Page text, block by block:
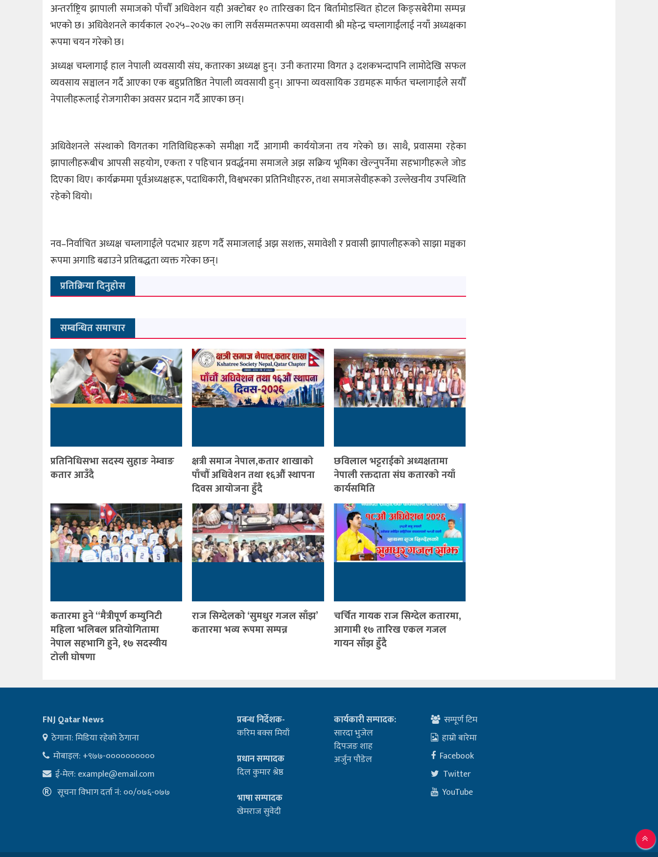
अन्तर्राष्ट्रिय झापाली समाजको पाँचौँ अधिवेशन यही अक्टोबर १० तारिखका दिन बिर्तामोडस्थित होटल किङ्सबेरीमा सम्पन्न
भएको छ। अधिवेशनले कार्यकाल २०२५–२०२७ का लागि सर्वसम्मतरूपमा व्यवसायी श्री महेन्द्र चम्लागाईंलाई नयाँ अध्यक्षका
रूपमा चयन गरेको छ।
अध्यक्ष चम्लागाईं हाल नेपाली व्यवसायी संघ, कतारका अध्यक्ष हुन्। उनी कतारमा विगत ३ दशकभन्दापनि लामोदेखि सफल
व्यवसाय सञ्चालन गर्दै आएका एक बहुप्रतिष्ठित नेपाली व्यवसायी हुन्। आफ्ना व्यवसायिक उद्यमहरू मार्फत चम्लागाईंले सयौँ
नेपालीहरूलाई रोजगारीका अवसर प्रदान गर्दै आएका छन्।
अधिवेशनले संस्थाको विगतका गतिविधिहरूको समीक्षा गर्दै आगामी कार्ययोजना तय गरेको छ। साथै, प्रवासमा रहेका
झापालीहरूबीच आपसी सहयोग, एकता र पहिचान प्रवर्द्धनमा समाजले अझ सक्रिय भूमिका खेल्नुपर्नेमा सहभागीहरूले जोड
दिएका थिए। कार्यक्रममा पूर्वअध्यक्षहरू, पदाधिकारी, विश्वभरका प्रतिनिधीहररु, तथा समाजसेवीहरूको उल्लेखनीय उपस्थिति
रहेको थियो।
नव–निर्वाचित अध्यक्ष चम्लागाईंले पदभार ग्रहण गर्दै समाजलाई अझ सशक्त, समावेशी र प्रवासी झापालीहरूको साझा मञ्चका
रूपमा अगाडि बढाउने प्रतिबद्धता व्यक्त गरेका छन्।
प्रतिक्रिया दिनुहोस
सम्बन्धित समाचार
प्रतिनिधिसभा सदस्य सुहाङ नेम्वाङ
कतार आउँदै
क्षत्री समाज नेपाल,कतार शाखाको
पाँचौँ अधिवेशन तथा १६औँ स्थापना
दिवस आयोजना हुँदै
छविलाल भट्टराईको अध्यक्षतामा
नेपाली रक्तदाता संघ कतारको नयाँ
कार्यसमिति
कतारमा हुने “मैत्रीपूर्ण कम्युनिटी
महिला भलिबल प्रतियोगितामा
नेपाल सहभागि हुने, १७ सदस्यीय
टोली घोषणा
राज सिग्देलको ‘सुमधुर गजल साँझ’
कतारमा भव्य रूपमा सम्पन्न
चर्चित गायक राज सिग्देल कतारमा,
आगामी १७ तारिख एकल गजल
गायन साँझ हुँदै
FNJ Qatar News
ठेगाना: मिडिया रहेको ठेगाना
मोबाइल: +९७७-००००००००००
ई-मेल: example@email.com
सूचना विभाग दर्ता नं: ००/०७६-०७७
प्रबन्ध निर्देशक-
करिम बक्स मियाँ
प्रधान सम्पादक
दिल कुमार श्रेष्ठ
भाषा सम्पादक
खेमराज सुवेदी
कार्यकारी सम्पादक:
सारदा भुजेल
दिपजङ शाह
अर्जुन पौडेल
सम्पूर्ण टिम
हाम्रो बारेमा
Facebook
Twitter
YouTube